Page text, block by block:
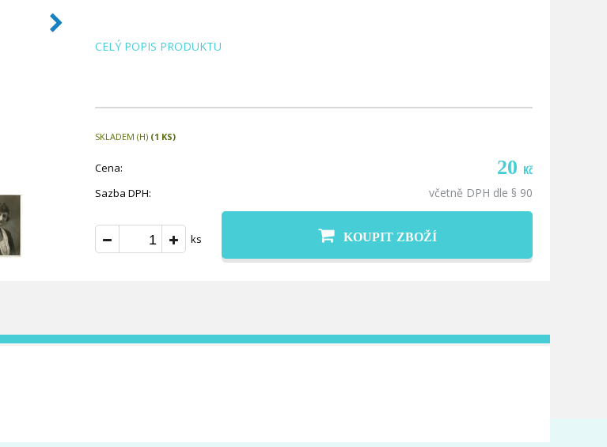
CELÝ POPIS PRODUKTU
SKLADEM (H) (1 KS)
Cena: 20 Kč
Sazba DPH: včetně DPH dle § 90
ks KOUPIT ZBOŽÍ